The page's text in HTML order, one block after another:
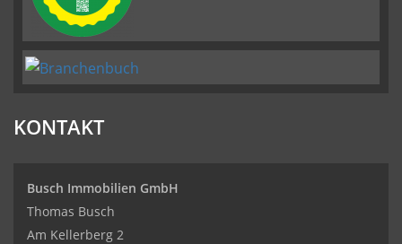
KONTAKT
Busch Immobilien GmbH
Thomas Busch
Am Kellerberg 2